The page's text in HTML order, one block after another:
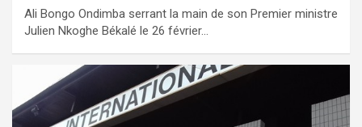
Ali Bongo Ondimba serrant la main de son Premier ministre
Julien Nkoghe Békalé le 26 février…